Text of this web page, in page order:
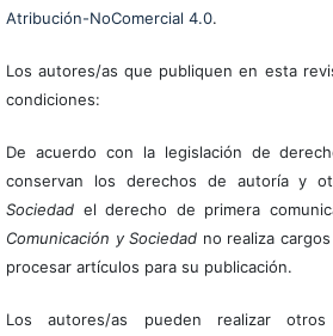
Atribución-NoComercial 4.0.
Los autores/as que publiquen en esta
condiciones:
De acuerdo con la legislación de
conservan los derechos de autoría y
Sociedadel derecho de primera
Comunicación y Sociedad no realiza
procesar artículos para su publicación.
Los autores/as pueden realizar otros